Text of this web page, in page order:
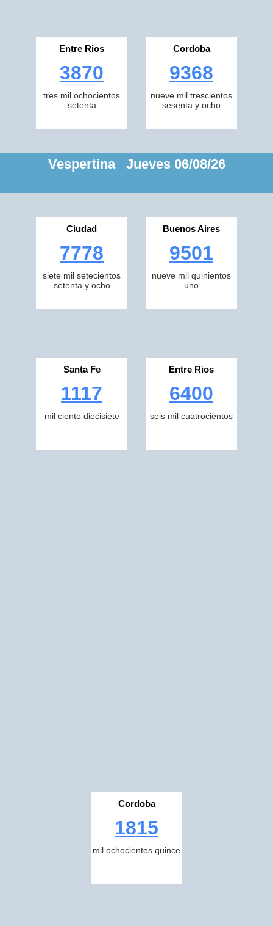
Entre Rios
3870
tres mil ochocientos
setenta
Cordoba
9368
nueve mil trescientos
sesenta y ocho
Vespertina Jueves 06/08/26
Ciudad
7778
siete mil setecientos
setenta y ocho
Buenos Aires
9501
nueve mil quinientos
uno
Santa Fe
1117
mil ciento diecisiete
Entre Rios
6400
seis mil cuatrocientos
Cordoba
1815
mil ochocientos quince